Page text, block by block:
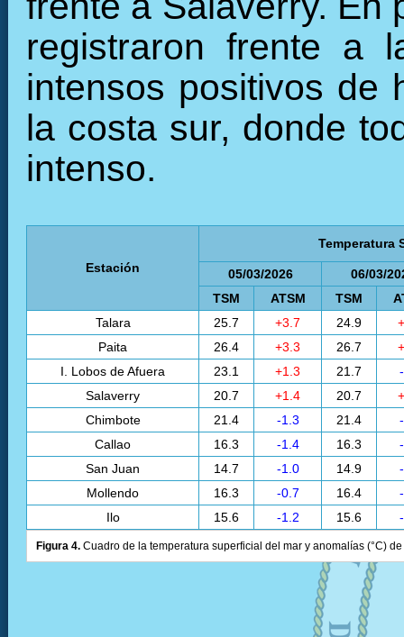
registraron frente a
intensos positivos de
la costa sur, donde
intenso.
Estación
Temperatura
05/03/2026
06/03/
TSM
ATSM TSM
Talara
25.7 +3.7 24.9
Paita
26.4 +3.3 26.7
I. Lobos de Afuera
23.1 +1.3 21.7
Salaverry
20.7 +1.4 20.7
Chimbote
21.4 -1.3 21.4
Callao
16.3 -1.4 16.3
San Juan
14.7 -1.0 14.9
Mollendo
16.3 -0.7 16.4
Ilo
15.6 -1.2 15.6
Figura 4. Cuadro de la temperatura superficial del mar y anomalías (°C)